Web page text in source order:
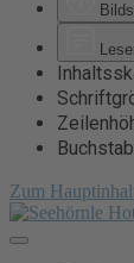
Zum